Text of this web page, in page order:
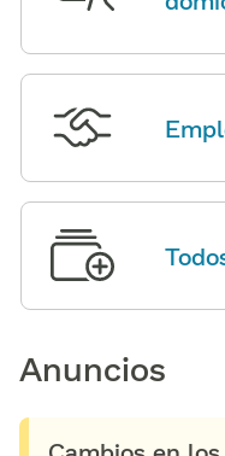
Anuncios​​